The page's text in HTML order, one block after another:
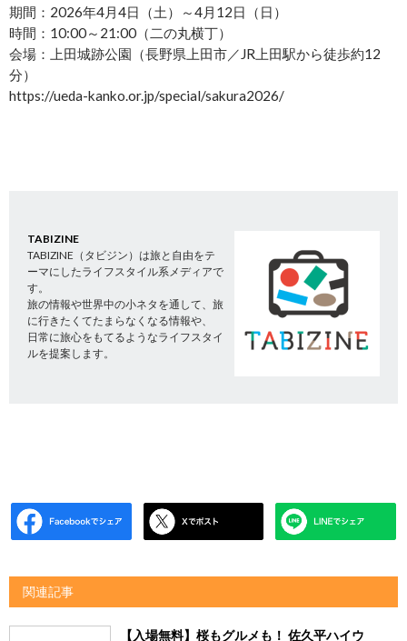
期間：2026年4月4日（土）～4月12日（日）
時間：10:00～21:00（二の丸横丁）
会場：上田城跡公園（長野県上田市／JR上田駅から徒歩約12
分）
https://ueda-kanko.or.jp/special/sakura2026/
TABIZINE
TABIZINE（タビジン）は旅と自由をテ
ーマにしたライフスタイル系メディアで
す。
旅の情報や世界中の小ネタを通して、旅
に行きたくてたまらなくなる情報や、
日常に旅心をもてるようなライフスタイ
ルを提案します。
関連記事
【入場無料】桜もグルメも！ 佐久平ハイウ